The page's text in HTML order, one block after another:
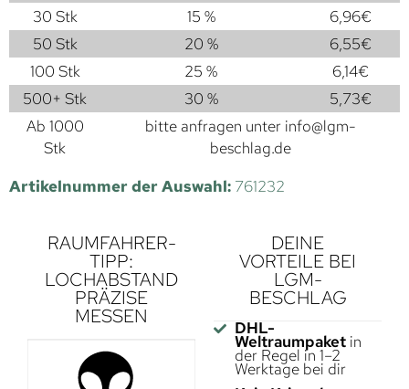
30 Stk
15 % 6,96€
50 Stk
20 % 6,55€
100 Stk
25 % 6,14€
500+ Stk
30 % 5,73€
Ab 1000
Stk
bitte anfragen unter info@lgm-
beschlag.de
Artikelnummer der Auswahl: 761232
RAUMFAHRER-
TIPP:
LOCHABSTAND
PRÄZISE
MESSEN
DEINE
VORTEILE BEI
LGM-
BESCHLAG
DHL-
Weltraumpaketin
der Regel in 1–2
Werktage bei dir